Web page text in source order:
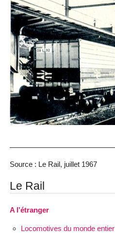
Source : Le Rail, juillet 1967
Le Rail
A l’étranger
Locomotives du monde entier